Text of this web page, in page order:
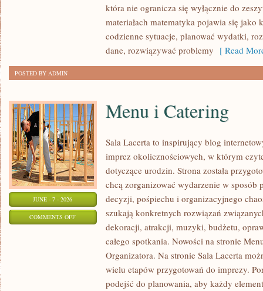
która nie ogranicza się wyłącznie do
materiałach matematyka pojawia się
codzienne sytuacje, planować wydatki,
dane, rozwiązywać problemy [ Read
POSTED BY ADMIN
JUNE - 7 - 2026
COMMENTS OFFON
Menu i Catering
Sala Lacerta to inspirujący blog
imprez okolicznościowych, w którym
dotyczące urodzin. Strona została
chcą zorganizować wydarzenie w sposób
decyzji, pośpiechu i organizacyjnego
szukają konkretnych rozwiązań
dekoracji, atrakcji, muzyki, budżetu,
całego spotkania. Nowości na stronie
Organizatora. Na stronie Sala Lacerta
wielu etapów przygotowań do imprezy.
podejść do planowania, aby każdy